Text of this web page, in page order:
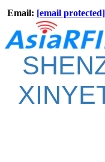
Email: [email protected]